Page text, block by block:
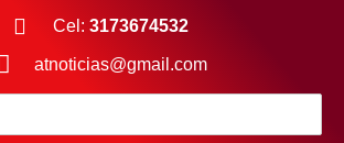
Cel: 3173674532
atnoticias@gmail.com